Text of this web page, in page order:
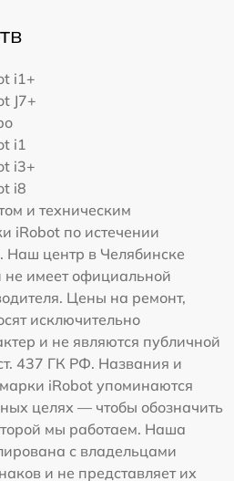
i1+
J7+
i1
i3+
i8
и техническим
iRobot по истечении
Наш центр в Челябинске
не имеет официальной
Цены на ремонт,
исключительно
и не являются публичной
437 ГК РФ. Названия и
iRobot упоминаются
целях — чтобы обозначить
мы работаем. Наша
с владельцами
и не представляет их